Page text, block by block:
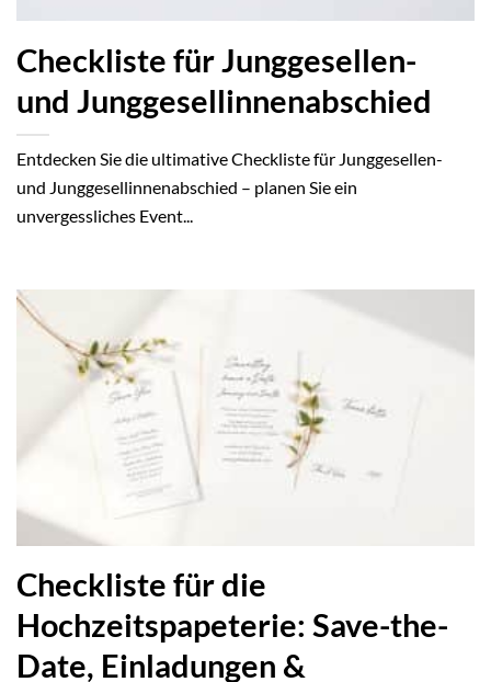
Checkliste für Junggesellen-
und Junggesellinnenabschied
Entdecken Sie die ultimative Checkliste für Junggesellen-
und Junggesellinnenabschied – planen Sie ein
unvergessliches Event...
Checkliste für die
Hochzeitspapeterie: Save-the-
Date, Einladungen &